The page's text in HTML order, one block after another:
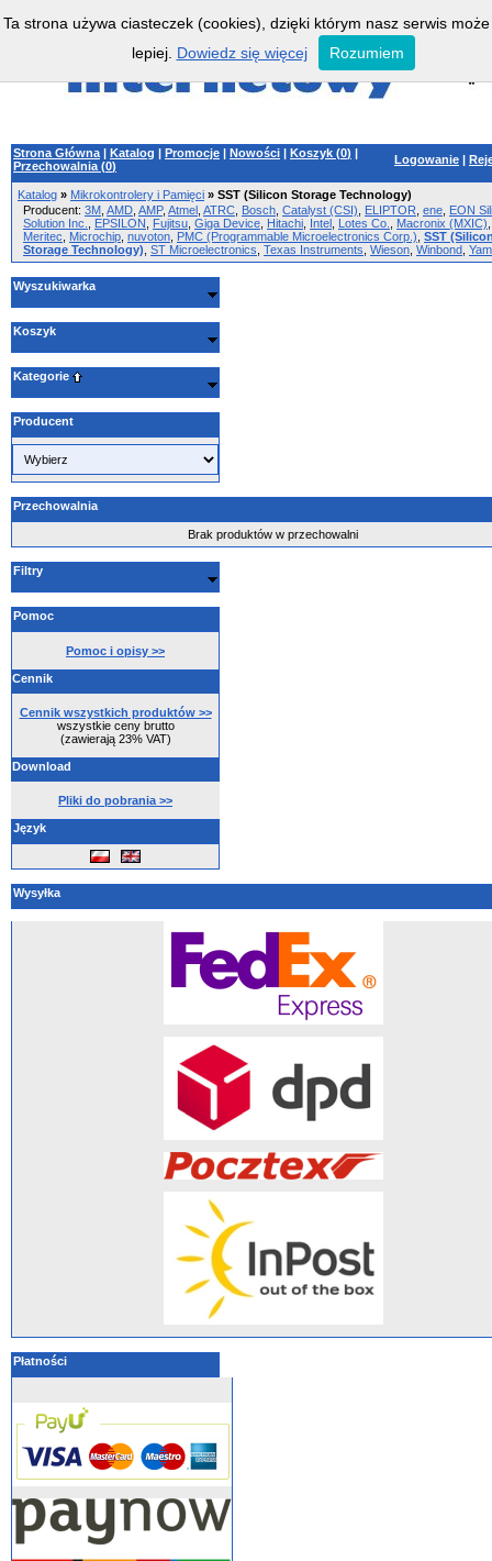
Strona Główna | Katalog | Promocje | Nowości | Koszyk (0) |
Przechowalnia (0) Logowanie |
Katalog » Mikrokontrolery i Pamięci » SST (Silicon Storage Technology)
Producent: 3M AMD AMP, Atmel ATRC Bosch Catalyst (CSI) ELIPTOR ene EON
Solution Inc.
EPSILON Fujitsu Giga Device Hitachi Intel Lotes Co. Macronix (MXIC)
Meritec
Microchip nuvoton PMC (Programmable Microelectronics Corp.) SST
Storage Technology) ST Microelectronics Texas Instruments Wieson Winbond
Wyszukiwarka
Koszyk
Kategorie
Producent
Przechowalnia
Brak produktów w przechowalni
Filtry
Pomoc
Pomoc i opisy >>
Cennik
Cennik wszystkich produktów >>
wszystkie ceny brutto
(zawierają 23% VAT)
Download
Pliki do pobrania >>
Język
Wysyłka
Płatności
Ta strona używa ciasteczek (cookies), dzięki którym nasz serwis może
lepiej. Dowiedz się więcej Rozumiem